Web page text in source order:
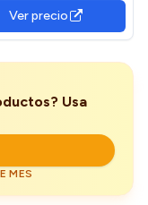
Ver precio
Usa
MES